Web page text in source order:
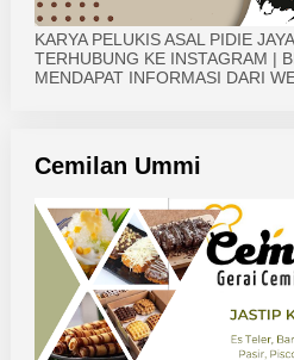
KARYA PELUKIS ASAL PIDIE
TERHUBUNG KE INSTAGRAM |
MENDAPAT INFORMASI DARI
Cemilan Ummi